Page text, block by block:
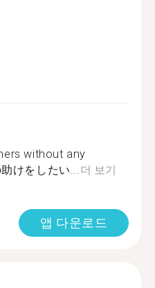
without any
けをしたい...더 보기
앱 다운로드